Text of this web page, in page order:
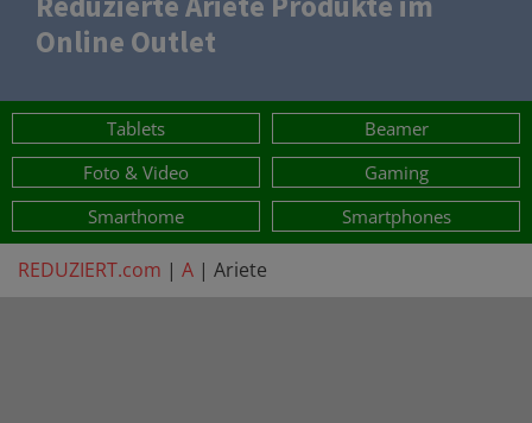
Online Outlet
Tablets
Beamer
Foto & Video
Gaming
Smarthome
Smartphones
REDUZIERT.com | A | Ariete